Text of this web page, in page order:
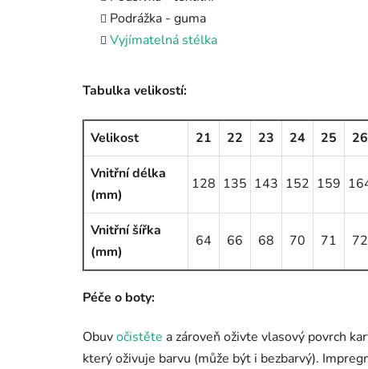
Podrážka - guma
Vyjímatelná stélka
Tabulka velikostí:
Velikost 21 22 23 24 25 26
Vnitřní délka
(mm)
128 135 143 152 159
Vnitřní šířka
(mm)
64 66 68 70 71 72
Péče o boty:
Obuvočistěte a zároveň oživte vlasový povrch
který oživuje barvu (může být i bezbarvý).